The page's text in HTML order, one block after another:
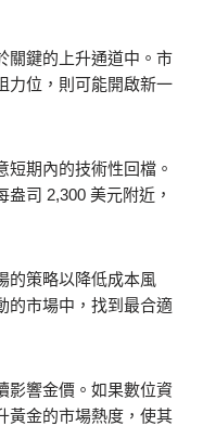
關鍵的上升通道中。市
力位，則可能開啟新一
短期內的技術性回檔。
司 2,300 美元附近，
的策略以降低成本風
的市場中，找到最合適
影響金價。如果數位資
黃金的市場熱度，使其